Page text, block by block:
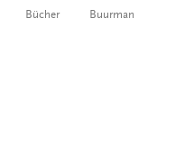
Bücher Buurman